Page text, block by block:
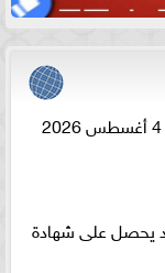
أسعار الذهب اليوم الثلاثاء 4 أغسطس 2026
يحصل على شهادة